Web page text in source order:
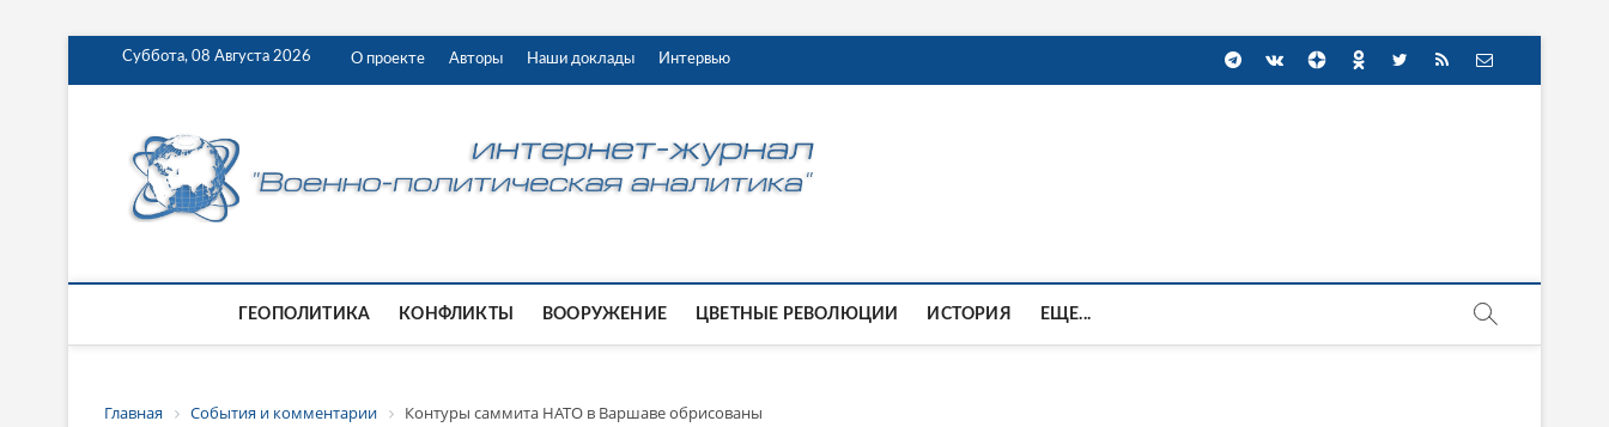
Суббота, 08 Августа 2026 О проекте Авторы Наши доклады Интервью
ГЕОПОЛИТИКА КОНФЛИКТЫ ВООРУЖЕНИЕ ЦВЕТНЫЕ РЕВОЛЮЦИИ ИСТОРИЯ ЕЩЕ...
Главная События и комментарии Контуры саммита НАТО в Варшаве обрисованы